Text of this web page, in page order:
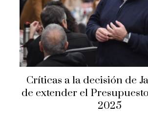
Críticas a la decisión de
de extender el
2025